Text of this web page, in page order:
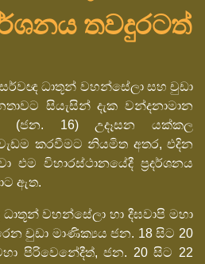
තවදුරටත්
සර්වඥ ධාතූන් වහන්සේලා සහ චුඩා
සියැසින් දැක වන්දනාමාන
(ජන. 16) උදෑසන යක්කල
කරවීමට නියමිත අතර, එදින
එම විහාරස්ථානයේදී ප්‍රදර්ශනය
ඇත.
වහන්සේලා හා දීඝවාපි මහා
චුඩා මාණික්‍යය ජන. 18 සිට 20
පිරිවෙනේදීත්, ජන. 20 සිට 22